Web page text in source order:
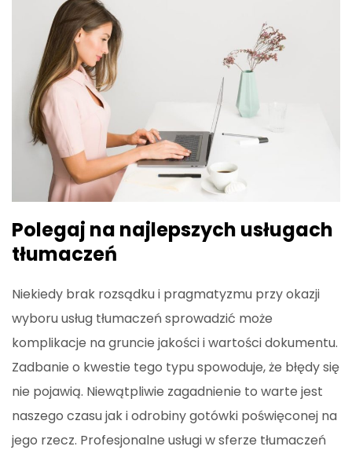
Polegaj na najlepszych usługach
tłumaczeń
Niekiedy brak rozsądku i pragmatyzmu przy okazji
wyboru usług tłumaczeń sprowadzić może
komplikacje na gruncie jakości i wartości dokumentu.
Zadbanie o kwestie tego typu spowoduje, że błędy się
nie pojawią. Niewątpliwie zagadnienie to warte jest
naszego czasu jak i odrobiny gotówki poświęconej na
jego rzecz. Profesjonalne usługi w sferze tłumaczeń